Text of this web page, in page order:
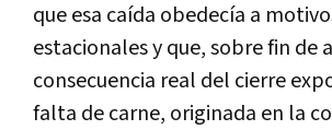
que esa caída obedecía a
estacionales y que, sobre fin de
consecuencia real del cierre
falta de carne, originada en la